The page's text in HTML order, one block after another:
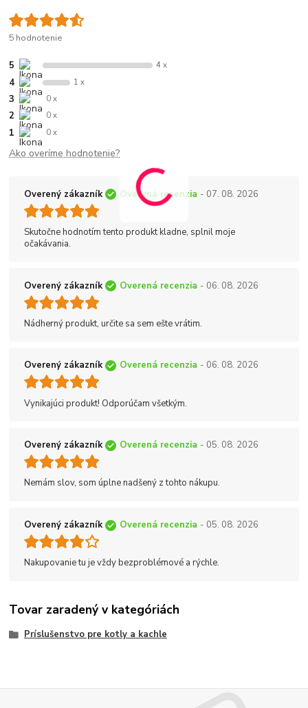
5 hodnotenie
5 4 x
4 1 x
3 0 x
2 0 x
1 0 x
Ako overíme hodnotenie?
Overený zákazník Overená recenzia - 07. 08. 2026
Skutočne hodnotím tento produkt kladne, splnil moje
očakávania.
Overený zákazník Overená recenzia - 06. 08. 2026
Nádherný produkt, určite sa sem ešte vrátim.
Overený zákazník Overená recenzia - 06. 08. 2026
Vynikajúci produkt! Odporúčam všetkým.
Overený zákazník Overená recenzia - 05. 08. 2026
Nemám slov, som úplne nadšený z tohto nákupu.
Overený zákazník Overená recenzia - 05. 08. 2026
Nakupovanie tu je vždy bezproblémové a rýchle.
Tovar zaradený v kategóriách
Príslušenstvo pre kotly a kachle